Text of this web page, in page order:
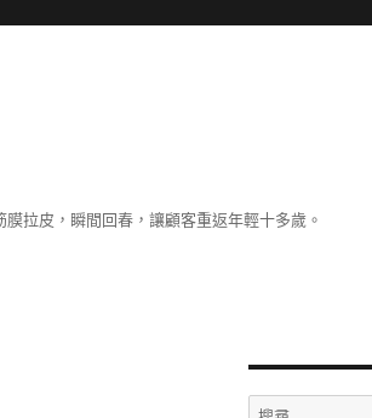
拉皮，瞬間回春，讓顧客重返年輕十多歲。
搜